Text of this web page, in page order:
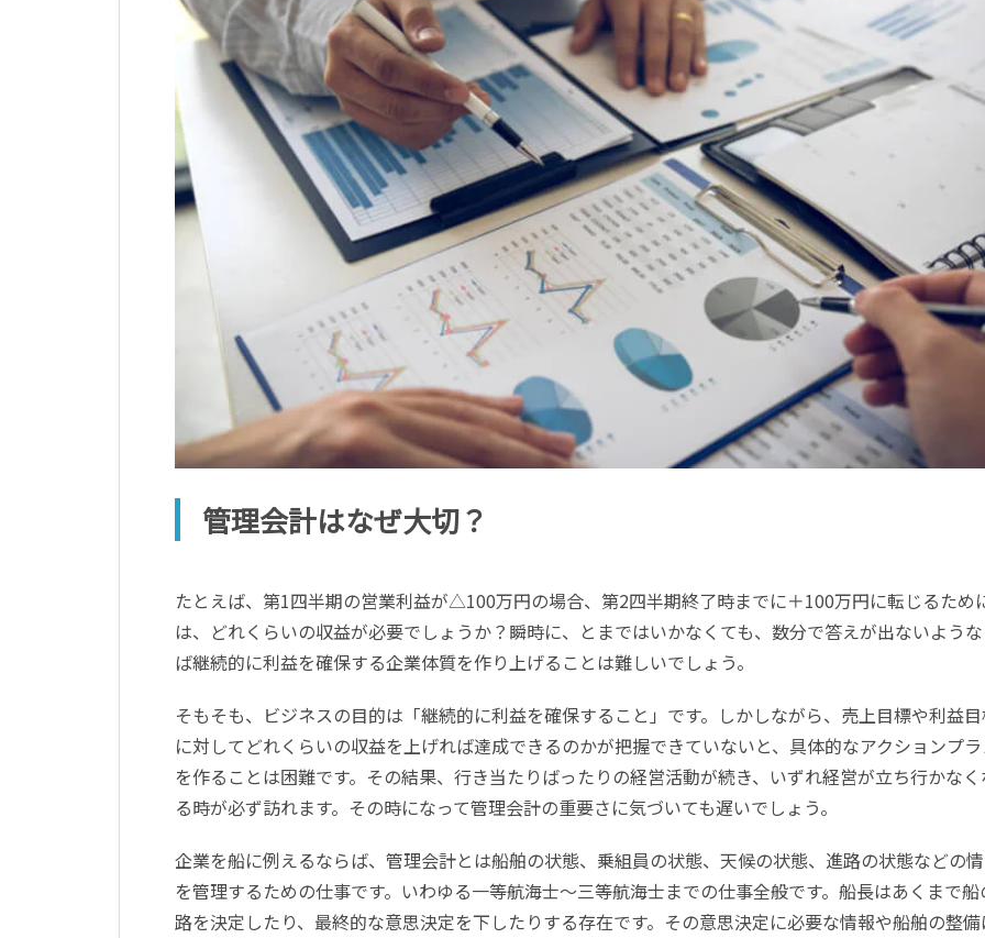
管理会計はなぜ大切？
たとえば、第1四半期の営業利益が△100万円の場合、第2四半期終了時までに＋100万円に転じるため
は、どれくらいの収益が必要でしょうか？瞬時に、とまではいかなくても、数分で答えが出ないよう
ば継続的に利益を確保する企業体質を作り上げることは難しいでしょう。
そもそも、ビジネスの目的は「継続的に利益を確保すること」です。しかしながら、売上目標や利益
に対してどれくらいの収益を上げれば達成できるのかが把握できていないと、具体的なアクションプ
を作ることは困難です。その結果、行き当たりばったりの経営活動が続き、いずれ経営が立ち行かな
る時が必ず訪れます。その時になって管理会計の重要さに気づいても遅いでしょう。
企業を船に例えるならば、管理会計とは船舶の状態、乗組員の状態、天候の状態、進路の状態などの
を管理するための仕事です。いわゆる一等航海士～三等航海士までの仕事全般です。船長はあくまで船
路を決定したり、最終的な意思決定を下したりする存在です。その意思決定に必要な情報や船舶の整